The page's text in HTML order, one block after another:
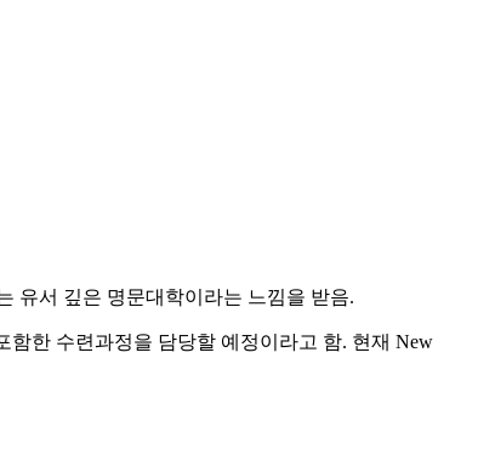
유서 깊은 명문대학이라는 느낌을 받음.
함한 수련과정을 담당할 예정이라고 함. 현재 New